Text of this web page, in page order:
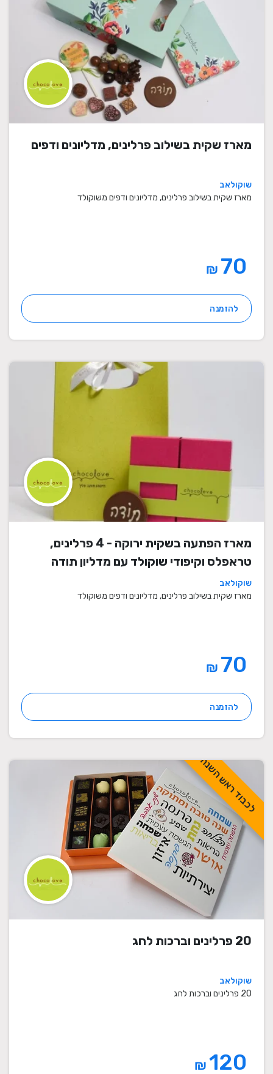
מארז שקית בשילוב פרלינים, מדליונים ודפים
שוקולאב
מארז שקית בשילוב פרלינים, מדליונים ודפים משוקולד
₪
להזמנה
מארז הפתעה בשקית ירוקה - 4 פרלינים,
טראפלס וקיפודי שוקולד עם מדליון תודה
שוקולאב
מארז שקית בשילוב פרלינים, מדליונים ודפים משוקולד
₪
להזמנה
לכבוד ראש השנה
20 פרלינים וברכות לחג
שוקולאב
20 פרלינים וברכות לחג
₪